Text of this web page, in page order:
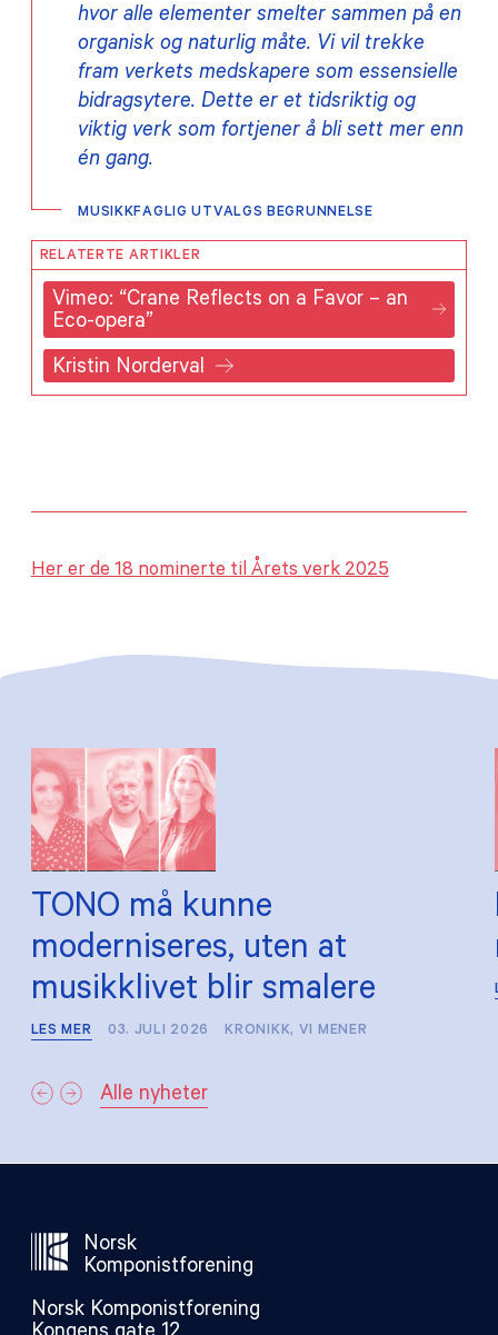
hvor alle elementer smelter sammen på en
organisk og naturlig måte. Vi vil trekke
fram verkets medskapere som essensielle
bidragsytere. Dette er et tidsriktig og
viktig verk som fortjener å bli sett mer enn
én gang.
MUSIKKFAGLIG UTVALGS BEGRUNNELSE
RELATERTE ARTIKLER
Vimeo: “Crane Reflects on a Favor – an
Eco-opera”
Kristin Norderval
Her er de 18 nominerte til Årets verk 2025
TONO må kunne
moderniseres, uten at
musikklivet blir smalere
LES MER 03. JULI 2026 KRONIKK, VI MENER
Alle nyheter
Norsk
Komponistforening
Norsk Komponistforening